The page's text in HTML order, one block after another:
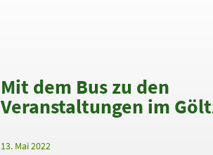
Mit dem Bus zu den
Veranstaltungen im
13. Mai 2022